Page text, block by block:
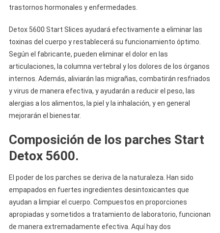
trastornos hormonales y enfermedades.
Detox 5600 Start Slices ayudará efectivamente a eliminar las
toxinas del cuerpo y restablecerá su funcionamiento óptimo.
Según el fabricante, pueden eliminar el dolor en las
articulaciones, la columna vertebral y los dolores de los órganos
internos. Además, aliviarán las migrañas, combatirán resfriados
y virus de manera efectiva, y ayudarán a reducir el peso, las
alergias a los alimentos, la piel y la inhalación, y en general
mejorarán el bienestar.
Composición de los parches Start
Detox 5600.
El poder de los parches se deriva de la naturaleza. Han sido
empapados en fuertes ingredientes desintoxicantes que
ayudan a limpiar el cuerpo. Compuestos en proporciones
apropiadas y sometidos a tratamiento de laboratorio, funcionan
de manera extremadamente efectiva. Aquí hay dos